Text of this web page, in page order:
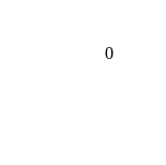
0